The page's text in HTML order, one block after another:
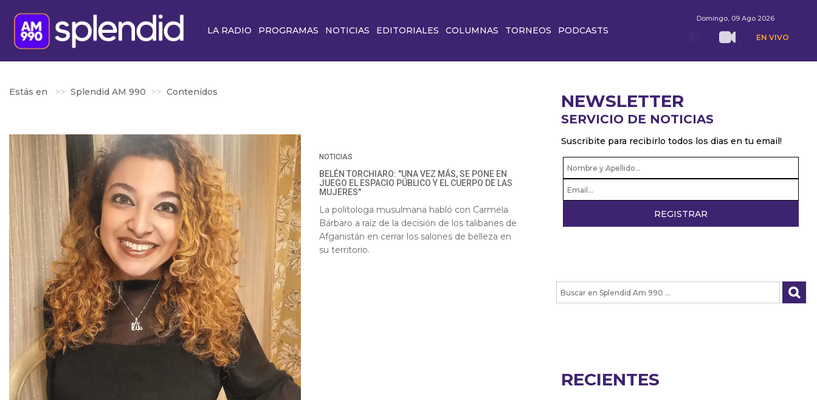
LA RADIO PROGRAMAS NOTICIAS EDITORIALES COLUMNAS TORNEOS PODCASTS
Domingo, 09 Ago 2026
EN VIVO
Estás en Splendid AM 990 Contenidos
NOTICIAS
BELÉN TORCHIARO: "UNA VEZ MÁS, SE PONE EN
JUEGO EL ESPACIO PÚBLICO Y EL CUERPO DE LAS
MUJERES"
La polítologa musulmana habló con Carmela
Bárbaro a raíz de la decisión de los talibanes de
Afganistán en cerrar los salones de belleza en
su territorio.
NEWSLETTER
SERVICIO DE NOTICIAS
Suscribite para recibirlo todos los dias en tu email!
RECIENTES